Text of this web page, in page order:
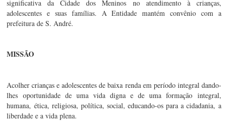
significativa da Cidade dos Meninos no atendimento à crianças,
adolescentes e suas famílias. A Entidade mantém convênio com a
prefeitura de S. André.
MISSÃO
Acolher crianças e adolescentes de baixa renda em período integral dando-
lhes oportunidade de uma vida digna e de uma formação integral,
humana, ética, religiosa, política, social, educando-os para a cidadania, a
liberdade e a vida plena.